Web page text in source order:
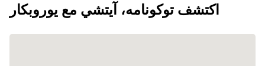
اكتشف توكونامه، آيتشي مع يوروبكار